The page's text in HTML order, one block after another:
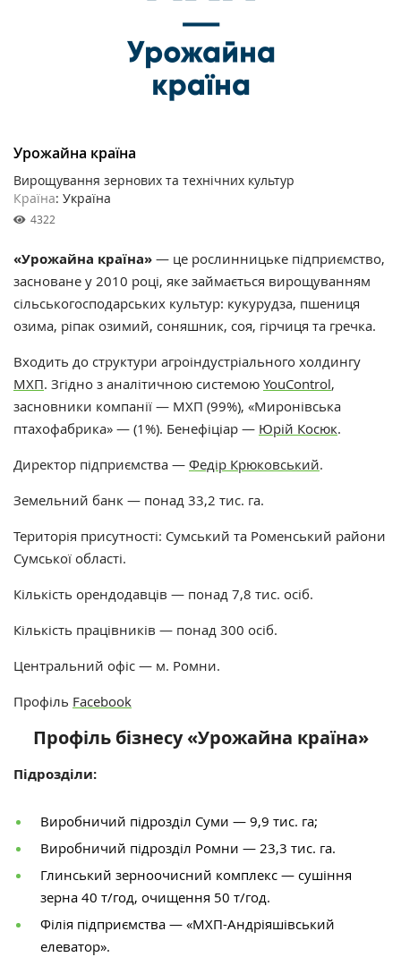
Урожайна країна
Вирощування зернових та технічних культур
Країна: Україна
4322
«Урожайна країна» — це рослинницьке підприємство,
засноване у 2010 році, яке займається вирощуванням
сільськогосподарських культур: кукурудза, пшениця
озима, ріпак озимий, соняшник, соя, гірчиця та гречка.
Входить до структури агроіндустріального холдингу
МХП. Згідно з аналітичною системою YouControl,
засновники компанії — МХП (99%), «Миронівська
птахофабрика» — (1%). Бенефіціар — Юрій Косюк.
Директор підприємства — Федір Крюковський.
Земельний банк — понад 33,2 тис. га.
Територія присутності: Сумський та Роменський райони
Сумської області.
Кількість орендодавців — понад 7,8 тис. осіб.
Кількість працівників — понад 300 осіб.
Центральний офіс — м. Ромни.
Профіль Facebook
Профіль бізнесу «Урожайна країна»
Підрозділи:
Виробничий підрозділ Суми — 9,9 тис. га;
Виробничий підрозділ Ромни — 23,3 тис. га.
Глинський зерноочисний комплекс — сушіння
зерна 40 т/год, очищення 50 т/год.
Філія підприємства — «МХП-Андріяшівський
елеватор».